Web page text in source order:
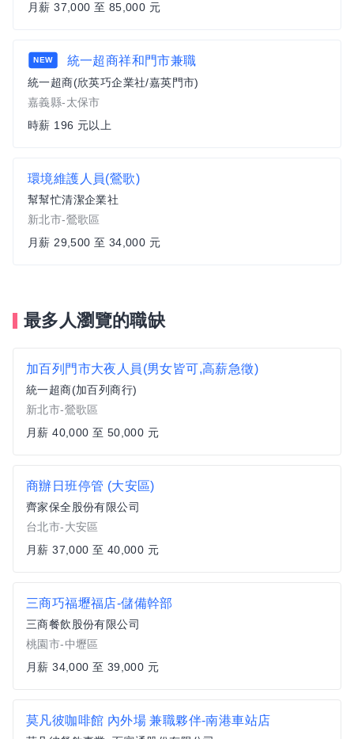
月薪 37,000 至 85,000 元
NEW 統一超商祥和門市兼職
統一超商(欣英巧企業社/嘉英門市)
嘉義縣-太保市
時薪 196 元以上
環境維護人員(鶯歌)
幫幫忙清潔企業社
新北市-鶯歌區
月薪 29,500 至 34,000 元
最多人瀏覽的職缺
加百列門市大夜人員(男女皆可,高薪急徵)
統一超商(加百列商行)
新北市-鶯歌區
月薪 40,000 至 50,000 元
商辦日班停管 (大安區)
齊家保全股份有限公司
台北市-大安區
月薪 37,000 至 40,000 元
三商巧福壢福店-儲備幹部
三商餐飲股份有限公司
桃園市-中壢區
月薪 34,000 至 39,000 元
莫凡彼咖啡館 內外場 兼職夥伴-南港車站店